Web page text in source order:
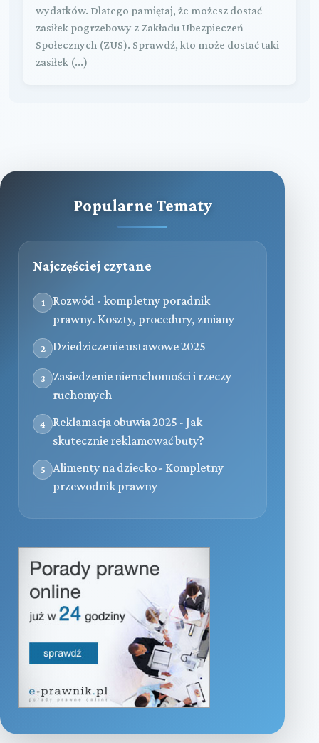
wydatków. Dlatego pamiętaj, że możesz dostać
zasiłek pogrzebowy z Zakładu Ubezpieczeń
Społecznych (ZUS). Sprawdź, kto może dostać taki
zasiłek (...)
Popularne Tematy
Najczęściej czytane
1
Rozwód - kompletny poradnik
prawny. Koszty, procedury, zmiany
2 Dziedziczenie ustawowe 2025
3
Zasiedzenie nieruchomości i rzeczy
ruchomych
4
Reklamacja obuwia 2025 - Jak
skutecznie reklamować buty?
5
Alimenty na dziecko - Kompletny
przewodnik prawny